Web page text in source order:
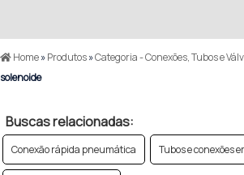
Home»Produtos»Categoria - Conexões, Tubos e
solenoide
Buscas relacionadas:
Conexão rápida pneumática Tubos e conexões